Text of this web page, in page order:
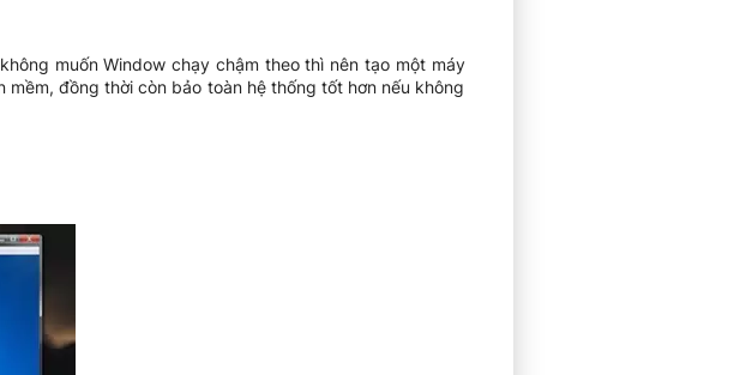
muốn Window chạy chậm theo thì nên tạo một máy
đồng thời còn bảo toàn hệ thống tốt hơn nếu không